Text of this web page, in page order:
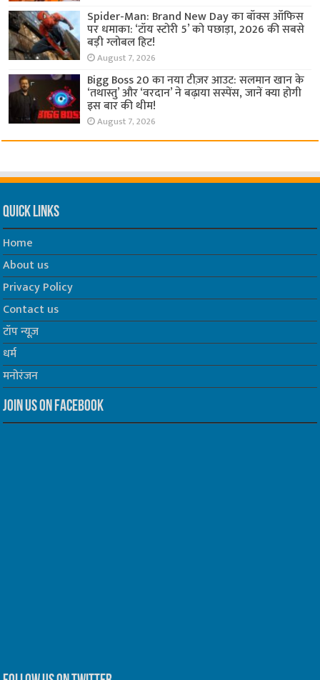
Spider-Man: Brand New Day का बॉक्स ऑफिस
पर धमाका: ‘टॉय स्टोरी 5’ को पछाड़ा, 2026 की सबसे
बड़ी ग्लोबल हिट!
August 7, 2026
Bigg Boss 20 का नया टीज़र आउट: सलमान खान के
‘तथास्तु’ और ‘वरदान’ ने बढ़ाया सस्पेंस, जानें क्या होगी
इस बार की थीम!
August 7, 2026
Quick Links
Home
About us
Privacy Policy
Contact us
टॉप न्यूज़
धर्म
मनोरंजन
Join us on Facebook